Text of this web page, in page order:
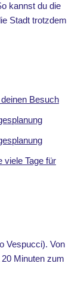
kannst du die
Stadt trotzdem
Besuch
viele Tage für
Vespucci). Von
20 Minuten zum